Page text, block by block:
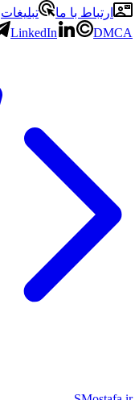
ارتباط با ما
تبلیغات
LinkedIn